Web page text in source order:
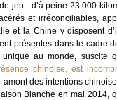
jeu - d’à peine 23 000
et irréconciliables,
et la Chine y disposent
présentes dans le cadre
au monde,
chinoise, est
des intentions
Blanche en mai 2014,